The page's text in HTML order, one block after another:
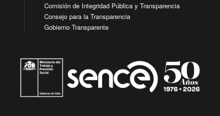
Comisión de Integridad Pública y Transparencia
Consejo para la Transparencia
Gobierno Transparente